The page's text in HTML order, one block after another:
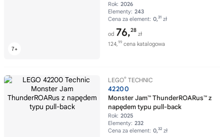
Rok: 2026
Elementy: 243
Cena za element: 0,31 zł
od 76,28
zł
124,99 cena katalogowa
LEGO® TECHNIC
42200
Monster Jam™ ThunderROARus™ z
napędem typu pull-back
Rok: 2025
Elementy: 232
Cena za element: 0,32 zł